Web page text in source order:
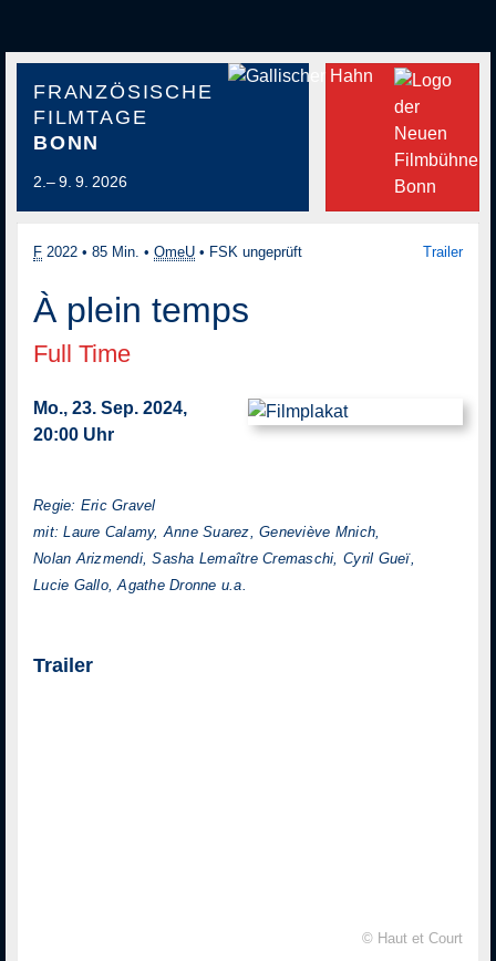
FRANZÖSISCHE
FILMTAGE
BONN
2.– 9. 9. 2026
F 2022 • 85 Min. • OmeU • FSK ungeprüft Trailer
À plein temps
Full Time
Mo., 23. Sep. 2024,
20:00 Uhr
Regie: Eric Gravel
mit: Laure Calamy, Anne Suarez, Geneviève Mnich,
Nolan Arizmendi, Sasha Lemaître Cremaschi, Cyril Gueï,
Lucie Gallo, Agathe Dronne u.a.
Trailer
© Haut et Court